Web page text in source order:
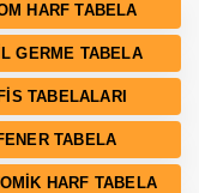
HARF TABELA
GERME TABELA
TABELALARI
TABELA
HARF TABELA